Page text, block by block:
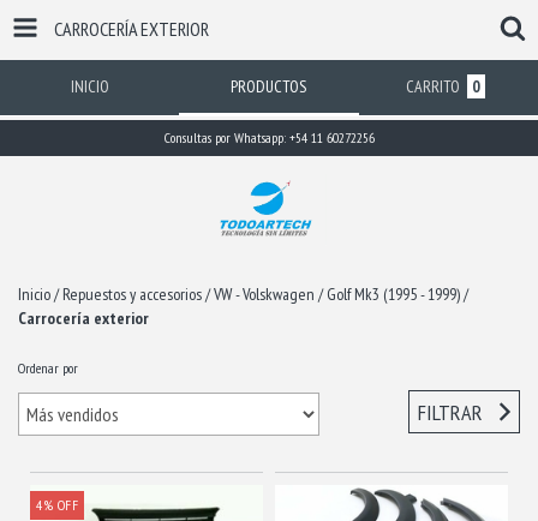
CARROCERÍA EXTERIOR
INICIO PRODUCTOS CARRITO 0
Consultas por Whatsapp: +54 11 60272256
Inicio/ Repuestos y accesorios/VW - Volskwagen / Golf Mk3 (1995 - 1999)/
Carrocería exterior
Ordenar por
FILTRAR
4% OFF